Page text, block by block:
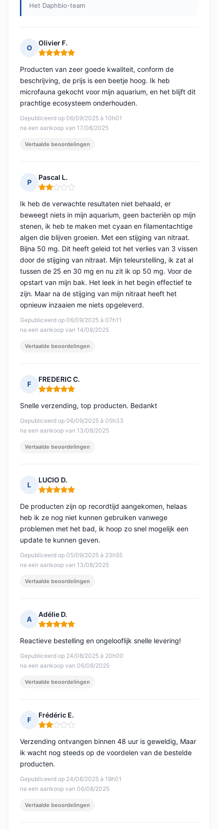
Het Daphbio-team
O
Olivier F.
Opmerking: 5 van 5
Gepubliceerd op 06/09/2025 à 10h01
na een aankoop van 17/08/2025
Producten van zeer goede kwaliteit, conform de
beschrijving, de prijs is een beetje hoog. Ik heb
microfauna gekocht voor mijn aquarium, en het blijft dit
prachtige ecosysteem onderhouden.
Vertaalde beoordelingen
P
Pascal L.
Opmerking: 2 van 5
Gepubliceerd op 06/09/2025 à 07h11
na een aankoop van 14/08/2025
Ik heb de verwachte resultaten niet behaald, er
beweegt niets in mijn aquarium, geen bacteriën op mijn
stenen, ik heb te maken met cyaan en filamentachtige
algen die blijven groeien. Met een stijging van nitraat.
Bijna 50 mg. Dit heeft geleid tot het verlies van 3 vissen
door de stijging van nitraat. Mijn teleurstelling, ik zat al
tussen de 25 en 30 mg en nu zit ik op 50 mg. Voor de
opstart van mijn bak. Het leek in het begin effectief te
zijn. Maar na de stijging van mijn nitraat heeft het
opnieuw inzaaien me niets opgeleverd.
Vertaalde beoordelingen
F
FREDERIC C.
Opmerking: 5 van 5
Gepubliceerd op 06/09/2025 à 05h33
na een aankoop van 13/08/2025
Snelle verzending, top producten. Bedankt
Vertaalde beoordelingen
L
LUCIO D.
Opmerking: 5 van 5
Gepubliceerd op 05/09/2025 à 23h55
na een aankoop van 13/08/2025
De producten zijn op recordtijd aangekomen, helaas
heb ik ze nog niet kunnen gebruiken vanwege
problemen met het bad, ik hoop zo snel mogelijk een
update te kunnen geven.
Vertaalde beoordelingen
A
Adélie D.
Opmerking: 5 van 5
Gepubliceerd op 24/08/2025 à 20h00
na een aankoop van 06/08/2025
Reactieve bestelling en ongelooflijk snelle levering!
Vertaalde beoordelingen
F
Frédéric E.
Opmerking: 2 van 5
Gepubliceerd op 24/08/2025 à 19h01
na een aankoop van 06/08/2025
Verzending ontvangen binnen 48 uur is geweldig, Maar
ik wacht nog steeds op de voordelen van de bestelde
producten.
Vertaalde beoordelingen